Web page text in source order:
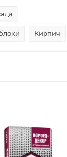
Кирпич